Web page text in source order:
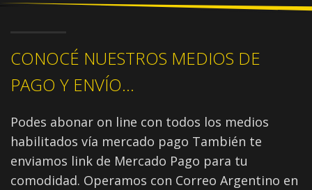
CONOCÉ NUESTROS MEDIOS DE
PAGO Y ENVÍO...
Podes abonar on line con todos los medios
habilitados vía mercado pago También te
enviamos link de Mercado Pago para tu
comodidad. Operamos con Correo Argentino en